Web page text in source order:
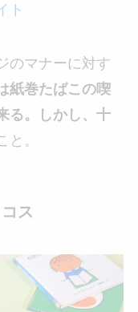
ト
のマナーに対す
紙巻たばこの喫
る。しかし、十
と。
ス